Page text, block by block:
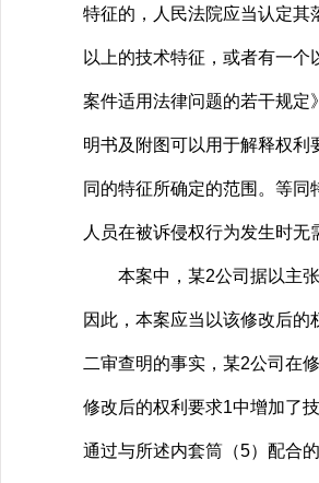
特征的，人民法院应当认定其
以上的技术特征，或者有一
案件适用法律问题的若干规定
明书及附图可以用于解释权利
同的特征所确定的范围。等
人员在被诉侵权行为发生时无
本案中，某2公司据以主张
因此，本案应当以该修改后
二审查明的事实，某2公司在
修改后的权利要求1中增加了
通过与所述内套筒（5）配合